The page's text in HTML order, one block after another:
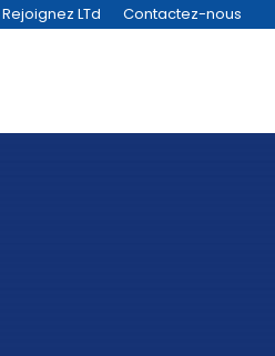
Rejoignez LTd Contactez-nous